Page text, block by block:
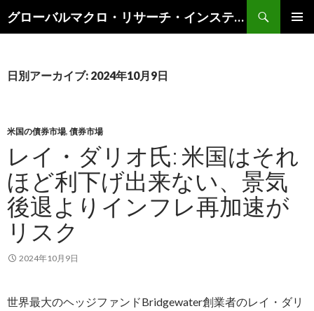
グローバルマクロ・リサーチ・インスティテュート
索
ン
キ
ッ
プ
日別アーカイブ: 2024年10月9日
米国の債券市場, 債券市場
レイ・ダリオ氏: 米国はそれ
ほど利下げ出来ない、景気
後退よりインフレ再加速が
リスク
2024年10月9日
世界最大のヘッジファンドBridgewater創業者のレイ・ダリ